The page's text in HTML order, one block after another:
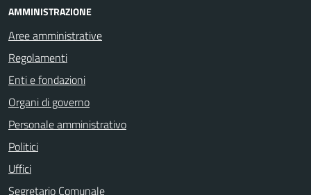
AMMINISTRAZIONE
Aree amministrative
Regolamenti
Enti e fondazioni
Organi di governo
Personale amministrativo
Politici
Uffici
Segretario Comunale